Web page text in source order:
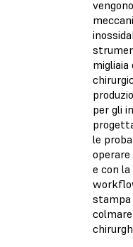
migliaia
per gli
le
operare
e con
stampa